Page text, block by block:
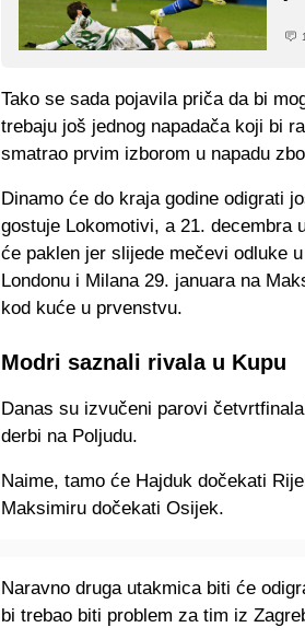
1
Tako se sada pojavila priča da bi
trebaju još jednog napadača koji bi
smatrao prvim izborom u napadu
Dinamo će do kraja godine odigrati
gostuje Lokomotivi, a 21. decembra
će paklen jer slijede mečevi odluke
Londonu i Milana 29. januara na
kod kuće u prvenstvu.
Modri saznali rivala u Kupu
Danas su izvučeni parovi
derbi na Poljudu.
Naime, tamo će Hajduk dočekati
Maksimiru dočekati Osijek.
Naravno druga utakmica biti će
bi trebao biti problem za tim iz